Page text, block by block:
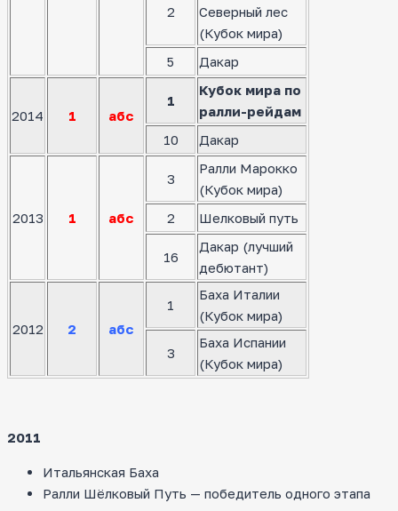
2
Северный лес
(Кубок мира)
5
Дакар
2014 1 абс
1
Кубок мира по
ралли-рейдам
10
Дакар
2013 1 абс
3
Ралли Марокко
(Кубок мира)
2
Шелковый путь
16
Дакар (лучший
дебютант)
2012 2 абс
1
Баха Италии
(Кубок мира)
3
Баха Испании
(Кубок мира)
2011
Итальянская Баха
Ралли Шёлковый Путь — победитель одного этапа